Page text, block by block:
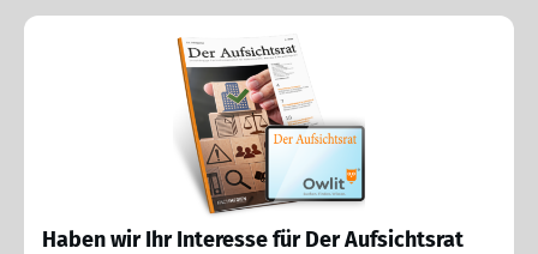
Haben wir Ihr Interesse für Der Aufsichtsrat